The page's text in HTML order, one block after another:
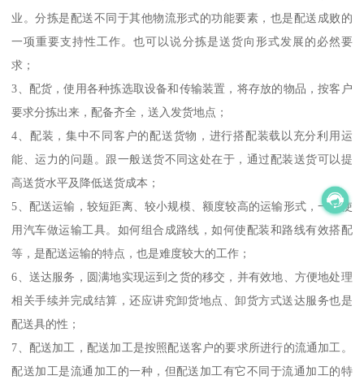
业。分拣是配送不同于其他物流形式的功能要素，也是配送成败的
一项重要支持性工作。也可以说分拣是送货向形式发展的必然要
求；
3、配货，使用各种拣选取设备和传输装置，将存放的物品，按客户
要求分拣出来，配备齐全，送入发货地点；
4、配装，集中不同客户的配送货物，进行搭配装载以充分利用运
能、运力的问题。跟一般送货不同这处在于，通过配装送货可以提
高送货水平及降低送货成本；
5、配送运输，较短距离、较小规模、额度较高的运输形式，一般使
用汽车做运输工具。如何组合成路线，如何使配装和路线有效搭配
等，是配送运输的特点，也是难度较大的工作；
6、送达服务，圆满地实现运到之货的移交，并有效地、方便地处理
相关手续并完成结算，还应讲究卸货地点、卸货方式送达服务也是
配送具的性；
7、配送加工，配送加工是按照配送客户的要求所进行的流通加工。
配送加工是流通加工的一种，但配送加工有它不同于流通加工的特